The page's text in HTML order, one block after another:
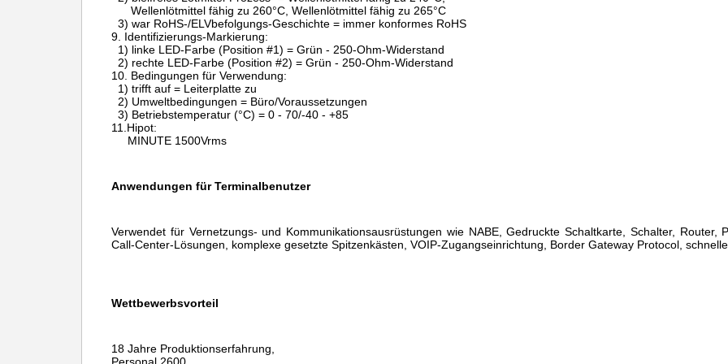
Wellenlötmittel fähig zu 260°C, Wellenlötmittel fähig zu 265°C
3) war RoHS-/ELVbefolgungs-Geschichte = immer konformes RoHS
9. Identifizierungs-Markierung:
1) linke LED-Farbe (Position #1) = Grün - 250-Ohm-Widerstand
2) rechte LED-Farbe (Position #2) = Grün - 250-Ohm-Widerstand
10. Bedingungen für Verwendung:
1) trifft auf = Leiterplatte zu
2) Umweltbedingungen = Büro/Voraussetzungen
3) Betriebstemperatur (°C) = 0 - 70/-40 - +85
11.Hipot:
MINUTE 1500Vrms
Anwendungen für Terminalbenutzer
Verwendet für Vernetzungs- und Kommunikationsausrüstungen wie NABE, Gedruckte Schaltkarte, Schalter, Router,
Call-Center-Lösungen, komplexe gesetzte Spitzenkästen, VOIP-Zugangseinrichtung, Border Gateway Protocol,
Wettbewerbsvorteil
18 Jahre Produktionserfahrung,